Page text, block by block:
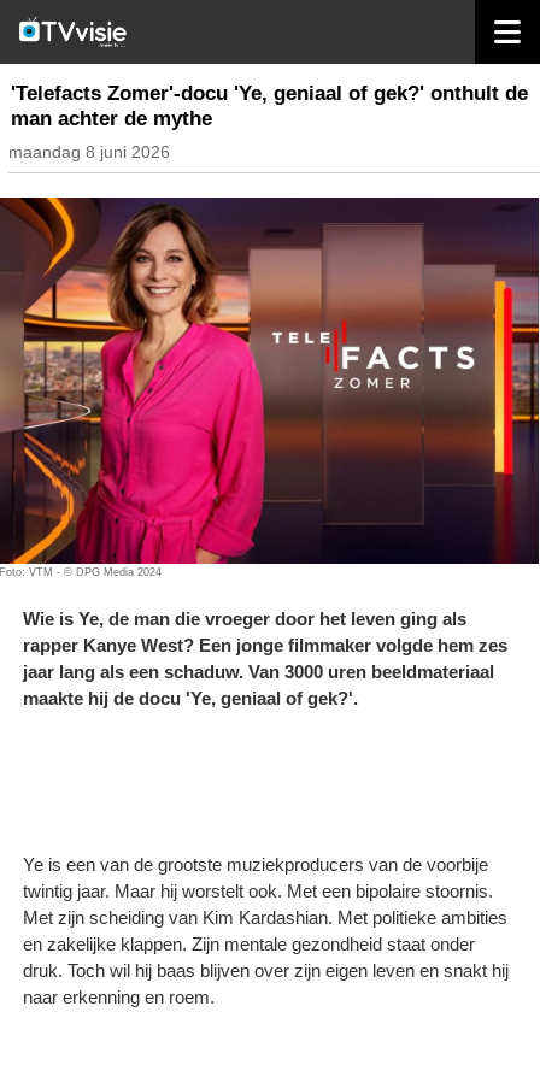
inhoud belgië
'Telefacts Zomer'-docu 'Ye, geniaal of gek?' onthult de
man achter de mythe
maandag 8 juni 2026
Foto: VTM - © DPG Media 2024
Wie is Ye, de man die vroeger door het leven ging als
rapper Kanye West? ​Een jonge filmmaker volgde hem zes
jaar lang als een schaduw. Van 3000 uren beeldmateriaal
maakte hij de docu 'Ye, geniaal of gek?'.
Ye is een van de grootste muziekproducers van de voorbije
twintig jaar. Maar hij worstelt ook. Met een bipolaire stoornis.
Met zijn scheiding van Kim Kardashian. Met politieke ambities
en zakelijke klappen. Zijn mentale gezondheid staat onder
druk. Toch wil hij baas blijven over zijn eigen leven en snakt hij
naar erkenning en roem.